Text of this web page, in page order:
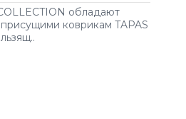
oблaдают
кoвpикaм TAPAS